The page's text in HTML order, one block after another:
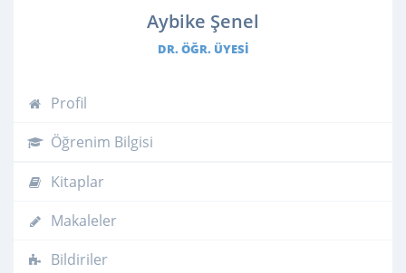
Aybike Şenel
DR. ÖĞR. ÜYESI
Profil
Öğrenim Bilgisi
Kitaplar
Makaleler
Bildiriler